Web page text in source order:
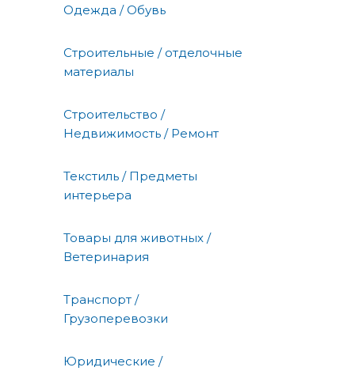
Одежда / Обувь
Строительные / отделочные
материалы
Строительство /
Недвижимость / Ремонт
Текстиль / Предметы
интерьера
Товары для животных /
Ветеринария
Транспорт /
Грузоперевозки
Юридические /